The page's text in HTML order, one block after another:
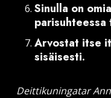
Sinulla on
parisuhteessa
Arvostat itse
sisäisesti.
Deittikuningatar